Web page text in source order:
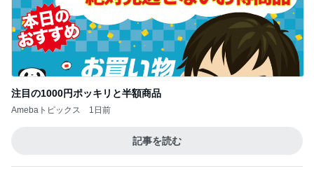
注目の1000円ポッキリと半額商品
Amebaトピックス 1日前
記事を読む